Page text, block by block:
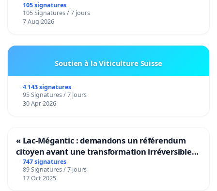
105 signatures
105 Signatures / 7 jours
7 Aug 2026
Soutien à la Viticulture Suisse
4 143 signatures
95 Signatures / 7 jours
30 Apr 2026
« Lac-Mégantic : demandons un référendum
citoyen avant une transformation irréversible
de notre territoire »
747 signatures
89 Signatures / 7 jours
17 Oct 2025